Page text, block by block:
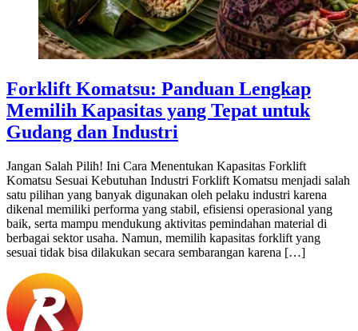
Forklift Komatsu: Panduan Lengkap
Memilih Kapasitas yang Tepat untuk
Gudang dan Industri
Jangan Salah Pilih! Ini Cara Menentukan Kapasitas Forklift
Komatsu Sesuai Kebutuhan Industri Forklift Komatsu menjadi salah
satu pilihan yang banyak digunakan oleh pelaku industri karena
dikenal memiliki performa yang stabil, efisiensi operasional yang
baik, serta mampu mendukung aktivitas pemindahan material di
berbagai sektor usaha. Namun, memilih kapasitas forklift yang
sesuai tidak bisa dilakukan secara sembarangan karena […]